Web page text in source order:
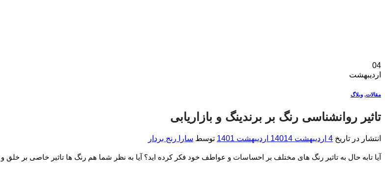
04
اردیبهشت
مقالات, وبلاگ
تاثیر روانشناسی رنگ بر برندینگ و بازاریابی
انتشار در تاریخ 4 اردیبهشت 1401 4 اردیبهشت 1401 توسط سارا رنج بردار
آیا تابه حال به تاثیر رنگ های مختلف بر احساسات و عواطف خود فکر کرده اید؟ آیا به نظر شما هم رنگ ها تاثیر خاصی بر خلق و